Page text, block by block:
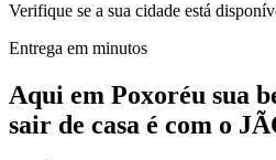
Verifique se a sua cidade está
Entrega em minutos
Aqui em Poxoréu sua
sair de casa é com o